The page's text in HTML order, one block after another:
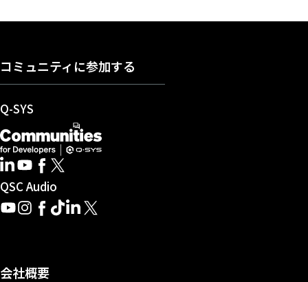
コミュニティに参加する
Q-SYS
開発者向けQ-SYSコミュニティー
（新しいウィンドウで開きます）
LinkedIn
（新しいウィンドウで開きます）
Youtube
（新しいウィンドウで開きます）
Facebook
（新しいウィンドウで開きます）
X
（新しいウィンドウで開きます）
QSC Audio
会社概要